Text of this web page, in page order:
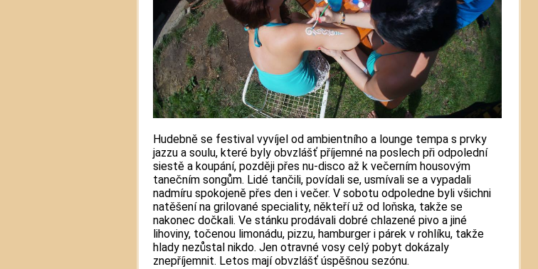
Hudebně se festival vyvíjel od ambientního a lounge tempa s prvky
jazzu a soulu, které byly obvzlášť příjemné na poslech při odpolední
siestě a koupání, později přes nu-disco až k večerním housovým
tanečním songům. Lidé tančili, povídali se, usmívali se a vypadali
nadmíru spokojeně přes den i večer. V sobotu odpoledne byli všichni
natěšení na grilované speciality, někteří už od loňska, takže se
nakonec dočkali. Ve stánku prodávali dobré chlazené pivo a jiné
lihoviny, točenou limonádu, pizzu, hamburger i párek v rohlíku, takže
hlady nezůstal nikdo. Jen otravné vosy celý pobyt dokázaly
znepříjemnit. Letos mají obvzlášť úspěšnou sezónu.